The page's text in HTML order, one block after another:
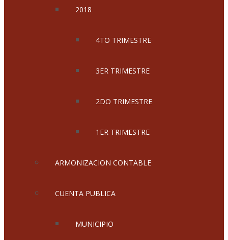
2018
4TO TRIMESTRE
3ER TRIMESTRE
2DO TRIMESTRE
1ER TRIMESTRE
ARMONIZACION CONTABLE
CUENTA PUBLICA
MUNICIPIO